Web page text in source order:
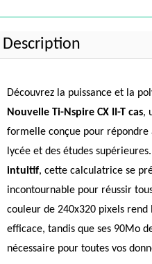
Description
Découvrez la puissance et la
Nouvelle Ti-Nspire CX II-T cas,
formelle conçue pour répondre
lycée et des études
intuitif, cette calculatrice se
incontournable pour réussir
couleur de 240x320 pixels
efficace, tandis que ses 90Mo
nécessaire pour toutes vos